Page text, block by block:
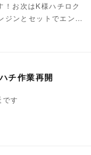
！お次はK様ハチロク
ジンとセットでエン…
チ作業再開
す